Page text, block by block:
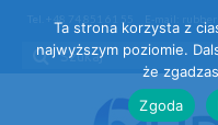
Ta strona korzysta z
najwyższym poziomie.
że
Zgoda